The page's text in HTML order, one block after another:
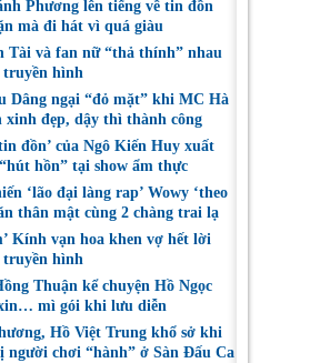
Phương lên tiếng về tin đồn
mà đi hát vì quá giàu
Tài và fan nữ “thả thính” nhau
truyền hình
Dâng ngại “đỏ mặt” khi MC Hà
xinh đẹp, dậy thì thành công
đồn’ của Ngô Kiến Huy xuất
hồn” tại show ẩm thực
‘lão đại làng rap’ Wowy ‘theo
thân mật cùng 2 chàng trai lạ
Kính vạn hoa khen vợ hết lời
truyền hình
Thuận kể chuyện Hồ Ngọc
mì gói khi lưu diễn
Hồ Việt Trung khổ sở khi
người chơi “hành” ở Sàn Đấu Ca